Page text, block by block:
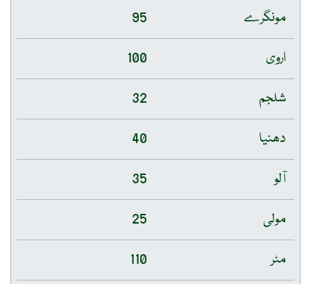
مونگرے
95
اروی
100
شلجم
32
دھنیا
40
آلو
35
مولی
25
مٹر
110